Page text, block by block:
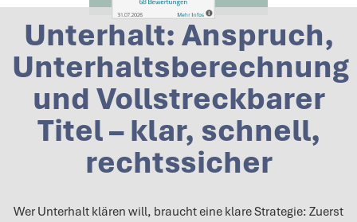
Unterhalt: Anspruch,
Unterhaltsberechnung
und Vollstreckbarer
Titel – klar, schnell,
rechtssicher
Wer Unterhalt klären will, braucht eine klare Strategie: Zuerst